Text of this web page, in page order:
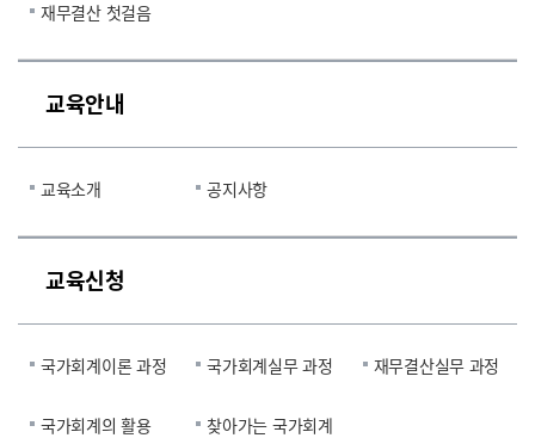
재무결산 첫걸음
교육안내
교육소개 공지사항
교육신청
국가회계이론 과정 국가회계실무 과정 재무결산실무 과정
국가회계의 활용
찾아가는 국가회계